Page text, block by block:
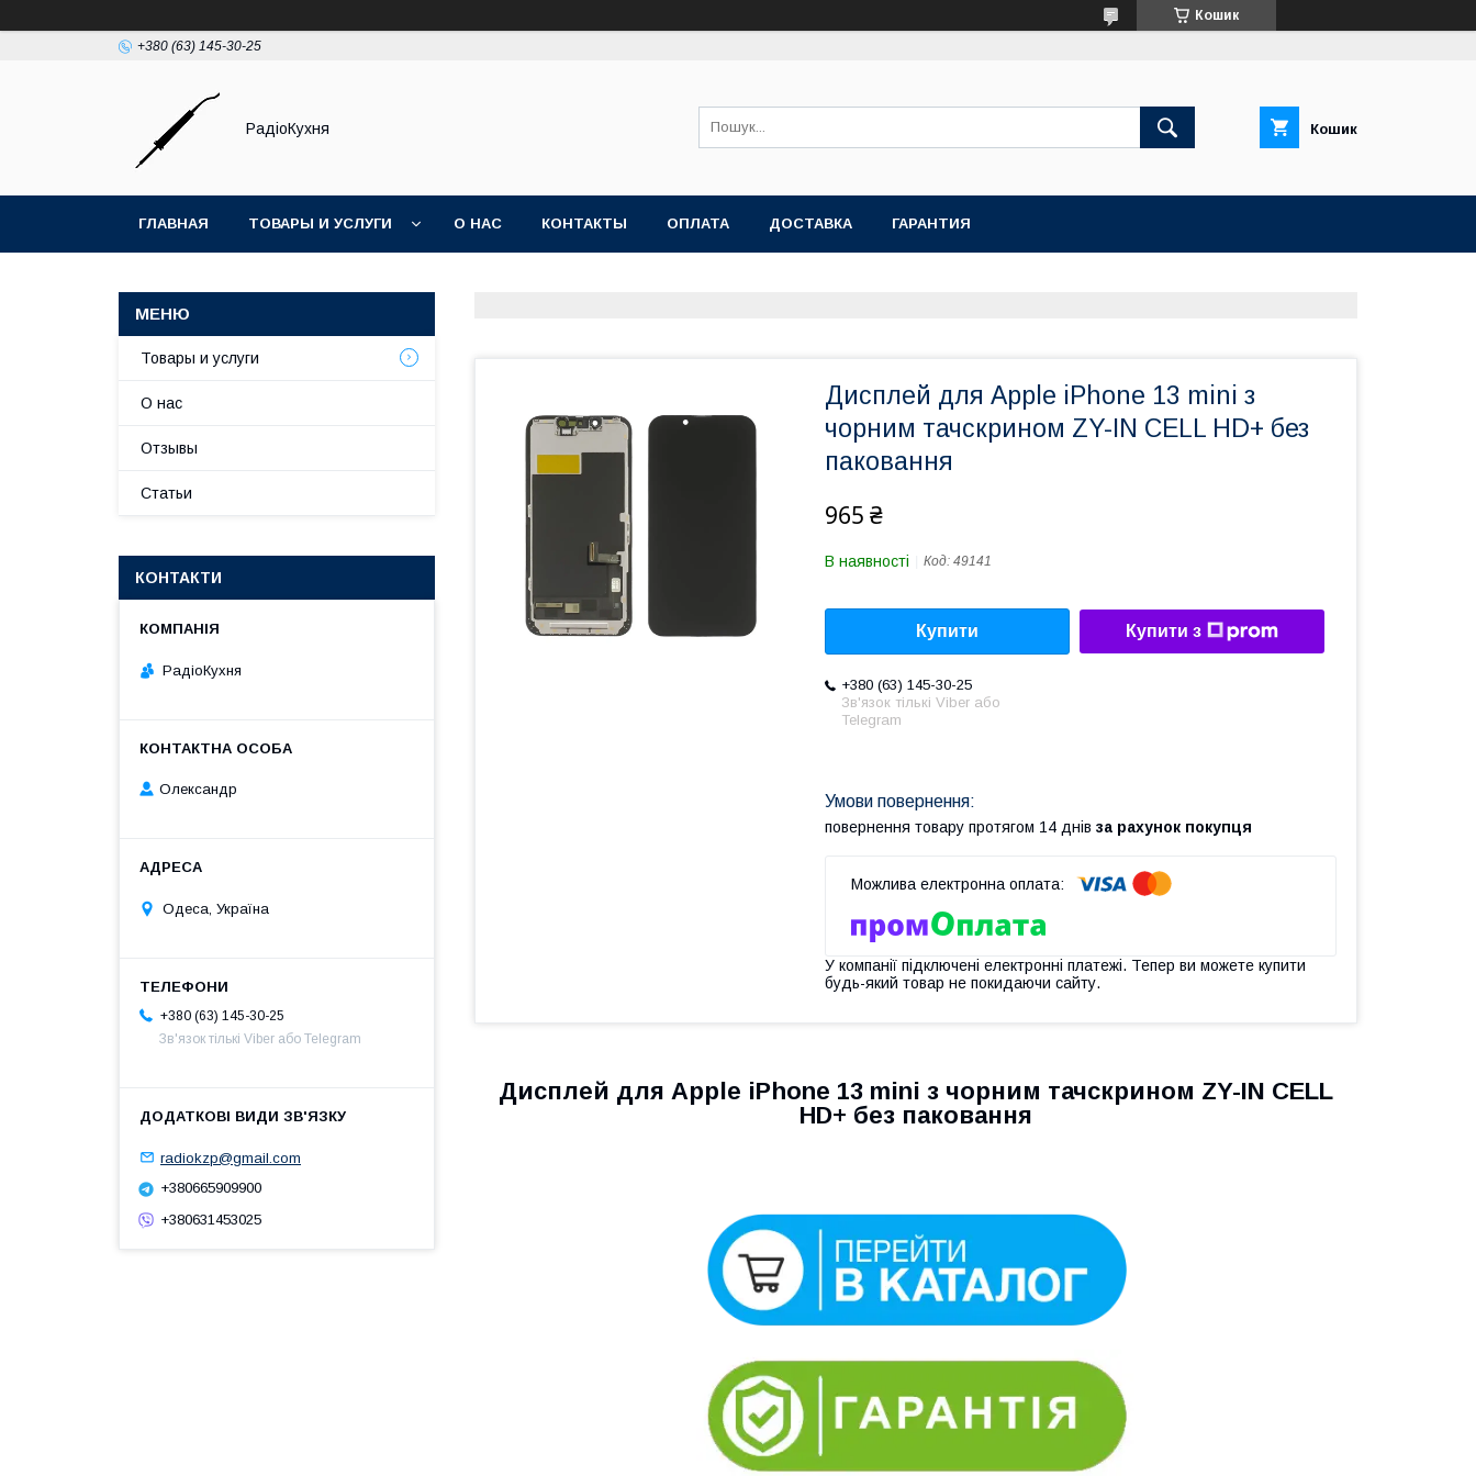
Кошик
+380 (63) 145-30-25
РадіоКухня Кошик
ГЛАВНАЯ ТОВАРЫ И УСЛУГИ О НАС КОНТАКТЫ ОПЛАТА ДОСТАВКА ГАРАНТИЯ
Дисплей для Apple iPhone 13 mini з
чорним тачскрином ZY-IN CELL HD+ без
паковання
965 ₴
В наявності Код: 49141
Купити Купити з
+380 (63) 145-30-25
Зв'язок тількі Viber або
Telegram
повернення товару протягом 14 днів за рахунок покупця
У компанії підключені електронні платежі. Тепер ви можете купити
будь-який товар не покидаючи сайту.
Дисплей для Apple iPhone 13 mini з чорним тачскрином ZY-IN CELL
HD+ без паковання
Товары и услуги
О нас
Отзывы
Статьи
КОНТАКТИ
РадіоКухня
Олександр
Одеса, Україна
+380 (63) 145-30-25
Зв'язок тількі Viber або Telegram
radiokzp@gmail.com
+380665909900
+380631453025